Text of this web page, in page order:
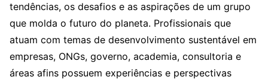
tendências, os desafios e as aspirações de um grupo
que molda o futuro do planeta. Profissionais que
atuam com temas de desenvolvimento sustentável em
empresas, ONGs, governo, academia, consultoria e
áreas afins possuem experiências e perspectivas